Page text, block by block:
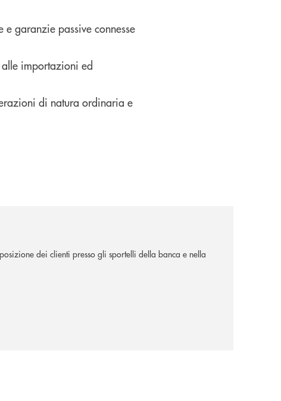
garanzie passive connesse
importazioni ed
di natura ordinaria e
dei clienti presso gli sportelli della banca e nella